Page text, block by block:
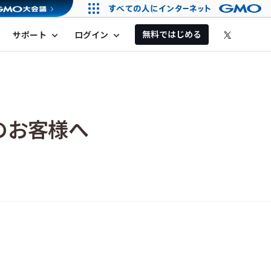
サポート expand_more ログイン expand_more 無料ではじめる
客様へ